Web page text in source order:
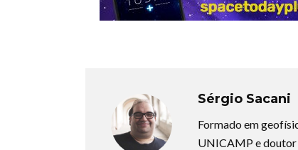
Sérgio Sacani
Formado em
UNICAMP e doutor